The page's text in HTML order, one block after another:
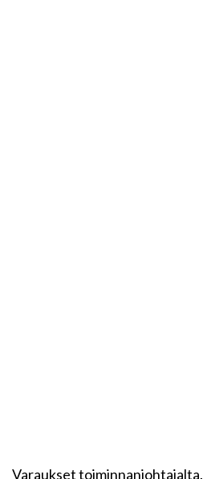
Varaukset toiminnanjohtajalta.